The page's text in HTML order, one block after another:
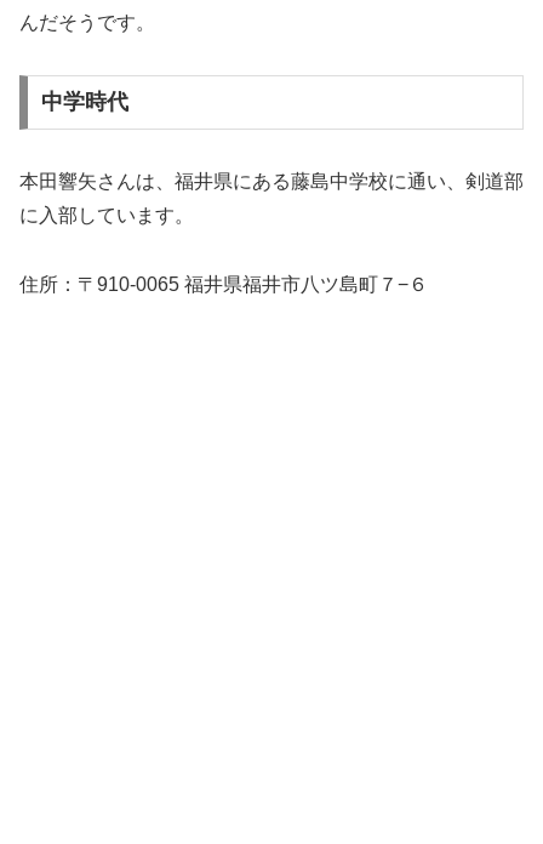
んだそうです。
中学時代
本田響矢さんは、福井県にある藤島中学校に通い、剣道部
に入部しています。
住所：〒910-0065 福井県福井市八ツ島町７−６